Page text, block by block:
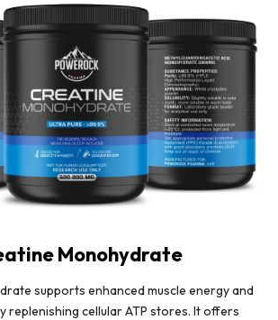
Monohydrate
supports enhanced muscle energy and
replenishing cellular ATP stores. It offers